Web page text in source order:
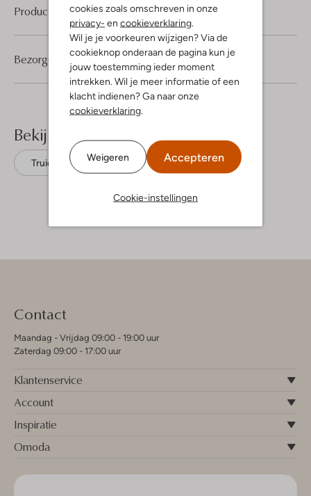
cookies zoals omschreven in onze
privacy- en cookieverklaring.
Wil je je voorkeuren wijzigen? Via de
cookieknop onderaan de pagina kun je
jouw toestemming ieder moment
intrekken. Wil je meer informatie of een
klacht indienen? Ga naar onze
cookieverklaring.
Weigeren Accepteren
Cookie-instellingen
Product informatie
Bezorgen & retourneren
Bekijk meer
Truien Saint Steve Katoen
Contact
Maandag - Vrijdag 09:00 - 19:00 uur
Zaterdag 09:00 - 17:00 uur
Klantenservice
Account
Inspiratie
Omoda